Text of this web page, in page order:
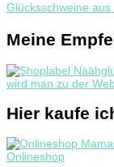
Glücksschweine aus
Meine
Hier kaufe